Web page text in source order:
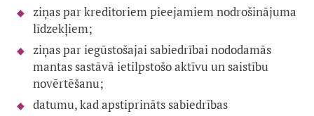
ziņas par kreditoriem pieejamiem nodrošinājuma
līdzekļiem;
ziņas par iegūstošajai sabiedrībai nododamās
mantas sastāvā ietilpstošo aktīvu un saistību
novērtēšanu;
datumu, kad apstiprināts sabiedrības